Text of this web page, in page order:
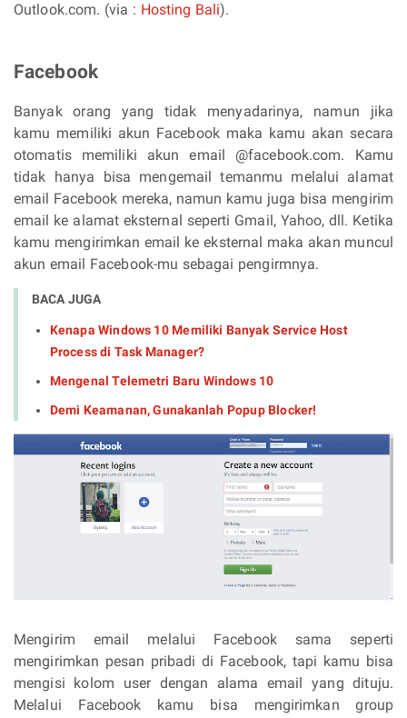
Outlook.com. (via : Hosting Bali).
Facebook
Banyak orang yang tidak menyadarinya, namun jika
kamu memiliki akun Facebook maka kamu akan secara
otomatis memiliki akun email @facebook.com. Kamu
tidak hanya bisa mengemail temanmu melalui alamat
email Facebook mereka, namun kamu juga bisa mengirim
email ke alamat eksternal seperti Gmail, Yahoo, dll. Ketika
kamu mengirimkan email ke eksternal maka akan muncul
akun email Facebook-mu sebagai pengirmnya.
BACA JUGA
Kenapa Windows 10 Memiliki Banyak Service Host
Process di Task Manager?
Mengenal Telemetri Baru Windows 10
Demi Keamanan, Gunakanlah Popup Blocker!
Mengirim email melalui Facebook sama seperti
mengirimkan pesan pribadi di Facebook, tapi kamu bisa
mengisi kolom user dengan alama email yang dituju.
Melalui Facebook kamu bisa mengirimkan group